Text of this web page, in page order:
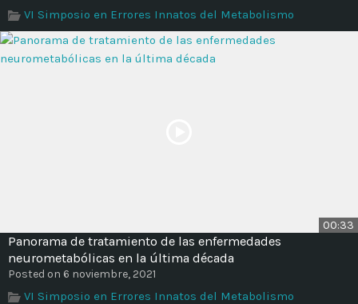
VI Simposio en Errores Innatos del Metabolismo
00:33
Panorama de tratamiento de las enfermedades
neurometabólicas en la última década
Posted on 6 noviembre, 2021
VI Simposio en Errores Innatos del Metabolismo